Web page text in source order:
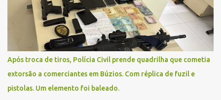
pública.
Após troca de tiros, Polícia Civil prende quadrilha que cometia
extorsão a comerciantes em Búzios. Com réplica de fuzil e
pistolas. Um elemento foi baleado.